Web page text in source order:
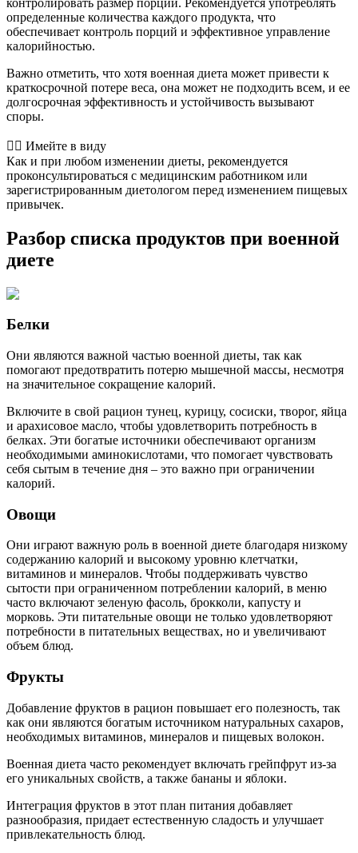
определенные количества каждого продукта, что
обеспечивает контроль порций и эффективное управление
калорийностью.
Важно отметить, что хотя военная диета может привести к
краткосрочной потере веса, она может не подходить всем, и ее
долгосрочная эффективность и устойчивость вызывают
споры.
👨‍⚕️️ Имейте в виду
Как и при любом изменении диеты, рекомендуется
проконсультироваться с медицинским работником или
зарегистрированным диетологом перед изменением пищевых
привычек.
Разбор списка продуктов при военной
диете
Белки
Они являются важной частью военной диеты, так как
помогают предотвратить потерю мышечной массы, несмотря
на значительное сокращение калорий.
Включите в свой рацион тунец, курицу, сосиски, творог, яйца
и арахисовое масло, чтобы удовлетворить потребность в
белках. Эти богатые источники обеспечивают организм
необходимыми аминокислотами, что помогает чувствовать
себя сытым в течение дня – это важно при ограничении
калорий.
Овощи
Они играют важную роль в военной диете благодаря низкому
содержанию калорий и высокому уровню клетчатки,
витаминов и минералов. Чтобы поддерживать чувство
сытости при ограниченном потреблении калорий, в меню
часто включают зеленую фасоль, брокколи, капусту и
морковь. Эти питательные овощи не только удовлетворяют
потребности в питательных веществах, но и увеличивают
объем блюд.
Фрукты
Добавление фруктов в рацион повышает его полезность, так
как они являются богатым источником натуральных сахаров,
необходимых витаминов, минералов и пищевых волокон.
Военная диета часто рекомендует включать грейпфрут из-за
его уникальных свойств, а также бананы и яблоки.
Интеграция фруктов в этот план питания добавляет
разнообразия, придает естественную сладость и улучшает
привлекательность блюд.